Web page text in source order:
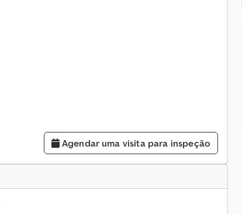
Agendar uma visita para inspeção